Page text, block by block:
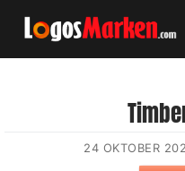
24 OKTOBER